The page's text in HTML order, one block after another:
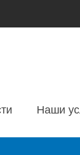
Наши